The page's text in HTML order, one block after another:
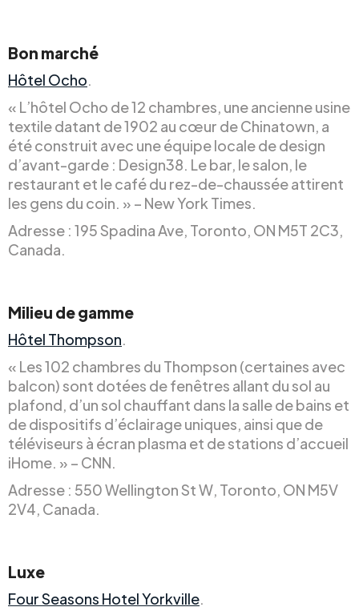
Bon marché
Hôtel Ocho.
« L’hôtel Ocho de 12 chambres, une ancienne usine
textile datant de 1902 au cœur de Chinatown, a
été construit avec une équipe locale de design
d’avant-garde : Design38. Le bar, le salon, le
restaurant et le café du rez-de-chaussée attirent
les gens du coin. » – New York Times.
Adresse : 195 Spadina Ave, Toronto, ON M5T 2C3,
Canada.
Milieu de gamme
Hôtel Thompson.
« Les 102 chambres du Thompson (certaines avec
balcon) sont dotées de fenêtres allant du sol au
plafond, d’un sol chauffant dans la salle de bains et
de dispositifs d’éclairage uniques, ainsi que de
téléviseurs à écran plasma et de stations d’accueil
iHome. » – CNN.
Adresse : 550 Wellington St W, Toronto, ON M5V
2V4, Canada.
Luxe
Four Seasons Hotel Yorkville.